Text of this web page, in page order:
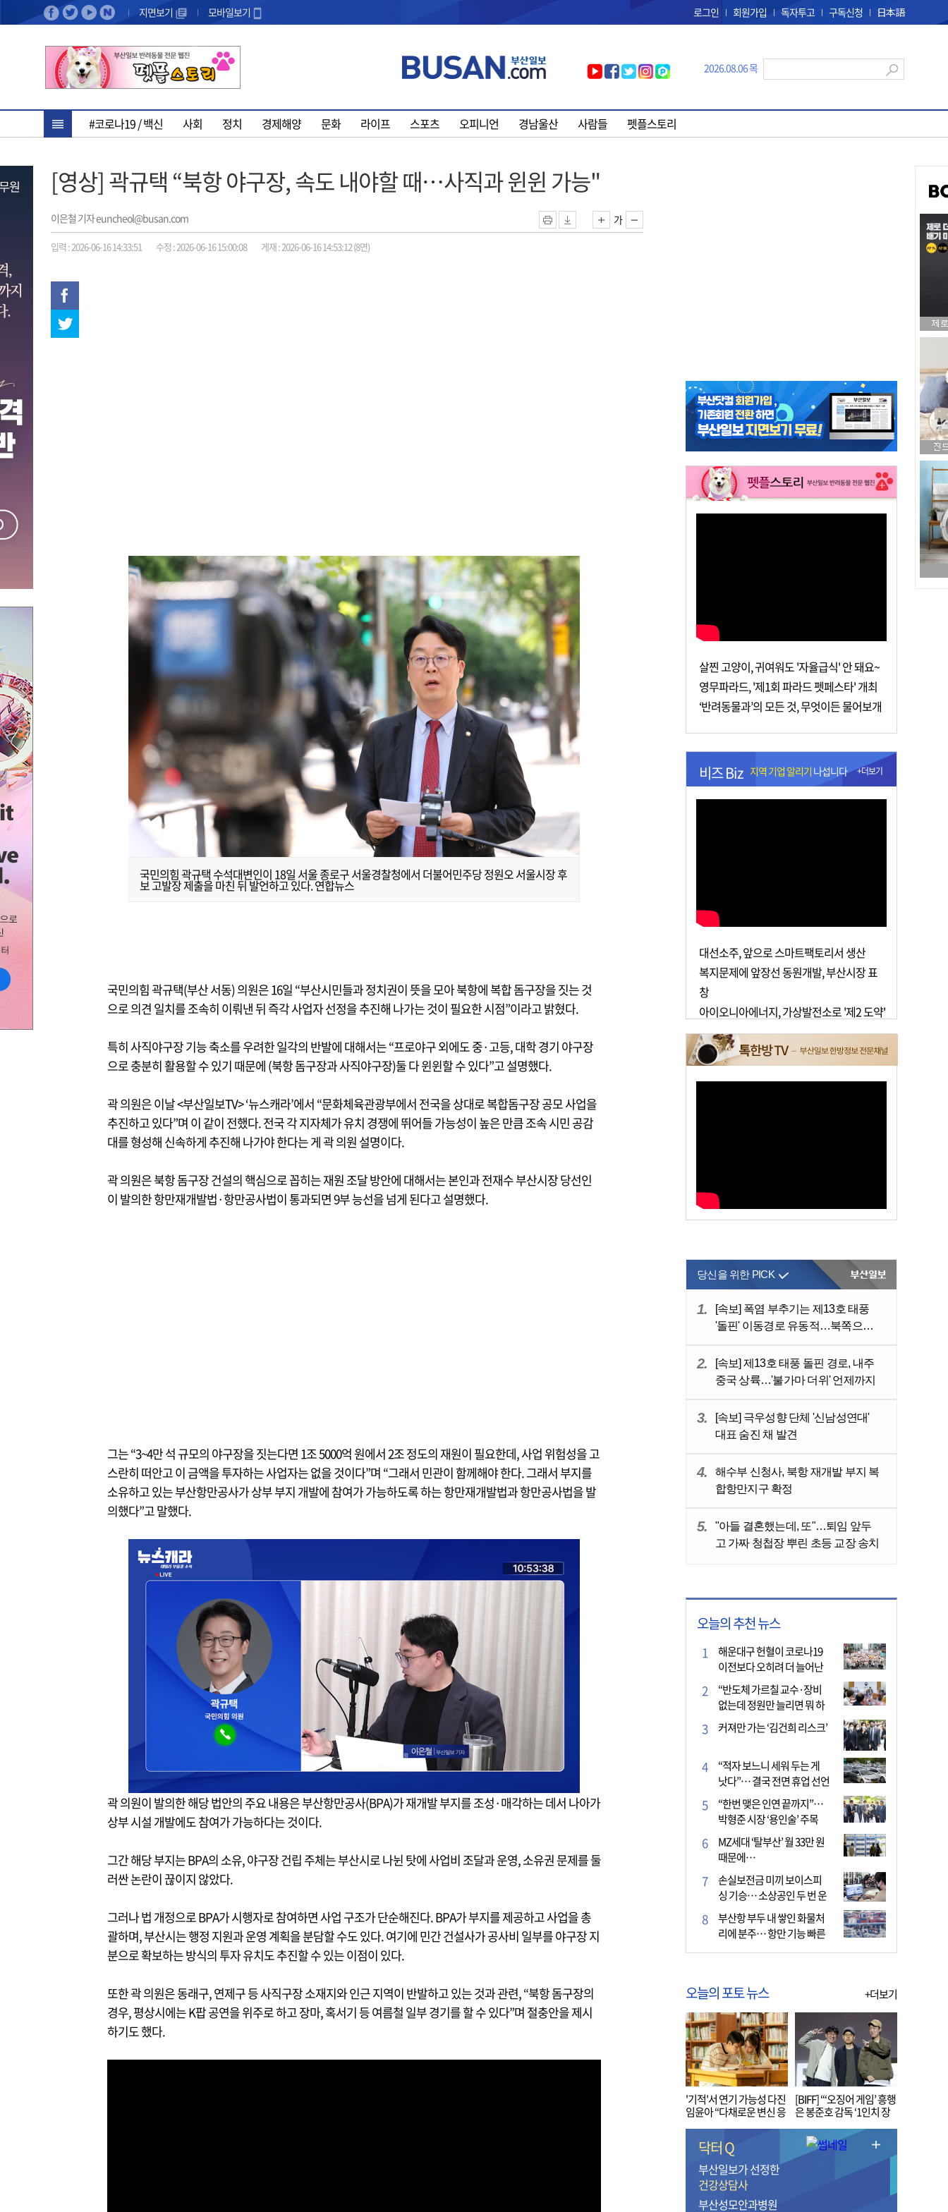
지면보기 모바일보기 로그인 회원가입 독자투고 구독신청 日本語
2026.08.06 목
#코로나19 / 백신 사회 정치 경제해양 문화 라이프 스포츠 오피니언 경남울산 사람들 펫플스토리
[영상] 곽규택 “북항 야구장, 속도 내야할 때…사직과 윈윈 가능"
이은철 기자 euncheol@busan.com 가
입력 : 2026-06-16 14:33:51 수정 : 2026-06-16 15:00:08 게재 : 2026-06-16 14:53:12 (8면)
국민의힘 곽규택 수석대변인이 18일 서울 종로구 서울경찰청에서 더불어민주당 정원오 서울시장 후
보 고발장 제출을 마친 뒤 발언하고 있다. 연합뉴스
국민의힘 곽규택(부산 서동) 의원은 16일 “부산시민들과 정치권이 뜻을 모아 북항에 복합 돔구장을 짓는 것
으로 의견 일치를 조속히 이뤄낸 뒤 즉각 사업자 선정을 추진해 나가는 것이 필요한 시점”이라고 밝혔다.
특히 사직야구장 기능 축소를 우려한 일각의 반발에 대해서는 “프로야구 외에도 중·고등, 대학 경기 야구장
으로 충분히 활용할 수 있기 때문에 (북항 돔구장과 사직야구장)둘 다 윈윈할 수 있다”고 설명했다.
곽 의원은 이날 <부산일보TV> ‘뉴스캐라’에서 “문화체육관광부에서 전국을 상대로 복합돔구장 공모 사업을
추진하고 있다”며 이 같이 전했다. 전국 각 지자체가 유치 경쟁에 뛰어들 가능성이 높은 만큼 조속 시민 공감
대를 형성해 신속하게 추진해 나가야 한다는 게 곽 의원 설명이다.
곽 의원은 북항 돔구장 건설의 핵심으로 꼽히는 재원 조달 방안에 대해서는 본인과 전재수 부산시장 당선인
이 발의한 항만재개발법·항만공사법이 통과되면 9부 능선을 넘게 된다고 설명했다.
그는 “3~4만 석 규모의 야구장을 짓는다면 1조 5000억 원에서 2조 정도의 재원이 필요한데, 사업 위험성을 고
스란히 떠안고 이 금액을 투자하는 사업자는 없을 것이다”며 “그래서 민관이 함께해야 한다. 그래서 부지를
소유하고 있는 부산항만공사가 상부 부지 개발에 참여가 가능하도록 하는 항만재개발법과 항만공사법을 발
의했다”고 말했다.
곽 의원이 발의한 해당 법안의 주요 내용은 부산항만공사(BPA)가 재개발 부지를 조성·매각하는 데서 나아가
상부 시설 개발에도 참여가 가능하다는 것이다.
그간 해당 부지는 BPA의 소유, 야구장 건립 주체는 부산시로 나뉜 탓에 사업비 조달과 운영, 소유권 문제를 둘
러싼 논란이 끊이지 않았다.
그러나 법 개정으로 BPA가 시행자로 참여하면 사업 구조가 단순해진다. BPA가 부지를 제공하고 사업을 총
괄하며, 부산시는 행정 지원과 운영 계획을 분담할 수도 있다. 여기에 민간 건설사가 공사비 일부를 야구장 지
분으로 확보하는 방식의 투자 유치도 추진할 수 있는 이점이 있다.
또한 곽 의원은 동래구, 연제구 등 사직구장 소재지와 인근 지역이 반발하고 있는 것과 관련, “북항 돔구장의
경우, 평상시에는 K팝 공연을 위주로 하고 장마, 혹서기 등 여름철 일부 경기를 할 수 있다”며 절충안을 제시
하기도 했다.
살찐 고양이, 귀여워도 '자율급식' 안 돼요~
영무파라드, '제1회 파라드 펫페스타' 개최
‘반려동물과’의 모든 것, 무엇이든 물어보개
비즈 Biz 지역 기업 알리기 나섭니다 +더보기
대선소주, 앞으로 스마트팩토리서 생산
복지문제에 앞장선 동원개발, 부산시장 표
창
아이오니아에너지, 가상발전소로 '제2 도약'
오늘의 추천 뉴스
해운대구 헌혈이 코로나19
이전보다 오히려 더 늘어난
이유는?
“반도체 가르칠 교수·장비
없는데 정원만 늘리면 뭐 하
나”
커져만 가는 ‘김건희 리스크’
“적자 보느니 세워 두는 게
낫다”… 결국 전면 휴업 선언
한 택시회사
“한번 맺은 인연 끝까지”…
박형준 시장 ‘용인술’ 주목
MZ세대 ‘탈부산’ 월 33만 원
때문에…
손실보전금 미끼 보이스피
싱 기승… 소상공인 두 번 운
다
부산항 부두 내 쌓인 화물처
리에 분주… 항만 기능 빠른
회복세
오늘의 포토 뉴스 +더보기
'기적'서 연기 가능성 다진
임윤아 “다채로운 변신 응
[BIFF] “‘오징어 게임’ 흥행
은 봉준호 감독 ‘1인치 장
닥터 Q
부산일보가 선정한
건강상담사
부산성모안과병원